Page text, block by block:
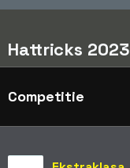
Hattricks 2023
Competitie